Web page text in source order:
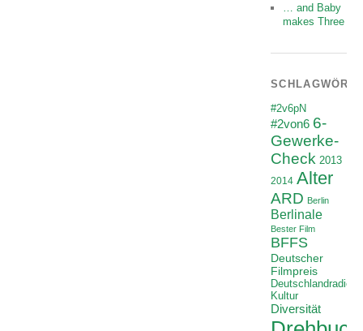
… and Baby
makes Three
#2v6pN
#2von6 6-
Gewerke-
Check 2013
2014 Alter
ARD Berlin
Berlinale
Bester Film
BFFS
Deutscher
Filmpreis
Deutschlandradio
Kultur
Diversität